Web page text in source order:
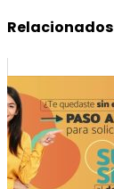
Relacionados